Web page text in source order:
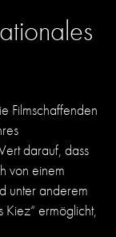
Filmschaffenden
darauf, dass
von einem
unter anderem
ermöglicht,